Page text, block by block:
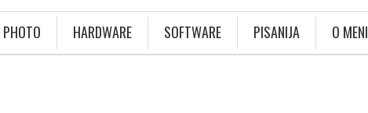
PHOTO HARDWARE SOFTWARE PISANIJA O MENI